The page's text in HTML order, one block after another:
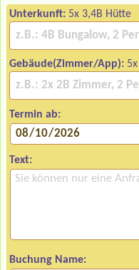
Unterkunft: 5x 3,4B Hütte
Gebäude(Zimmer/App):
Termin ab:
Text:
Buchung Name: